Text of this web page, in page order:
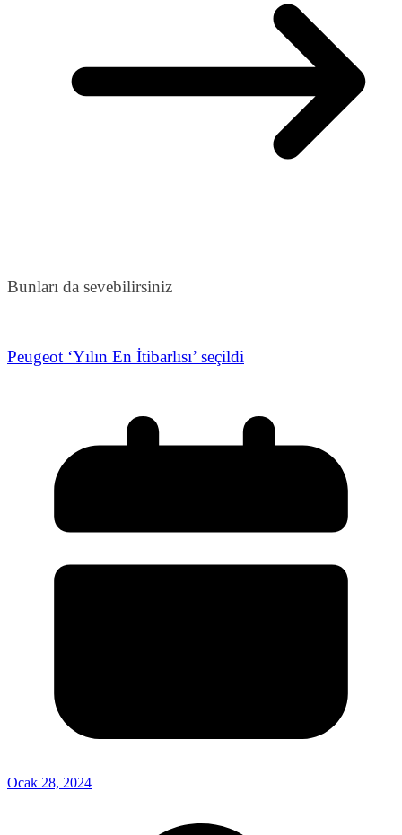
Bunları da sevebilirsiniz
Peugeot ‘Yılın En İtibarlısı’ seçildi
Ocak 28, 2024